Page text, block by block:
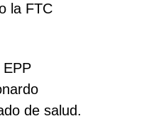
la FTC
de salud.